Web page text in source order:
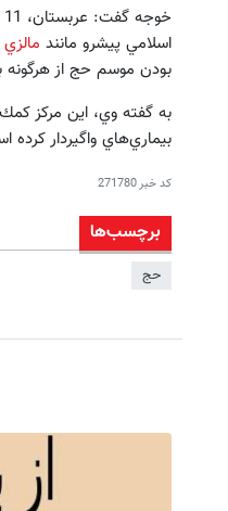
اسلامي پيشرو مانند مالزي
بودن موسم حج از هرگونه
به گفته وي، اين مركز كمك
بيماري‌هاي واگيردار كرده
کد خبر271780
برچسب‌ها
حج